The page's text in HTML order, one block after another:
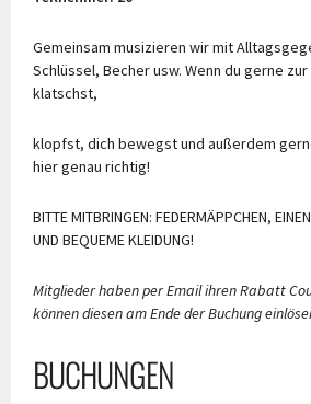
Gemeinsam musizieren wir mit
Schlüssel, Becher usw. Wenn du gerne
klatschst,
klopfst, dich bewegst und außerdem
hier genau richtig!
BITTE MITBRINGEN: FEDERMÄPPCHEN,
UND BEQUEME KLEIDUNG!
Mitglieder haben per Email ihren Rabatt
können diesen am Ende der Buchung
BUCHUNGEN